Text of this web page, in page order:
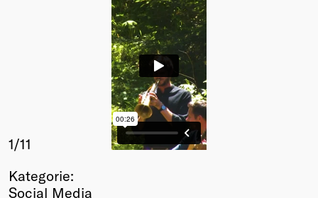
Membership
Members
Young Creatives
1/11
Kategorie:
Social Media